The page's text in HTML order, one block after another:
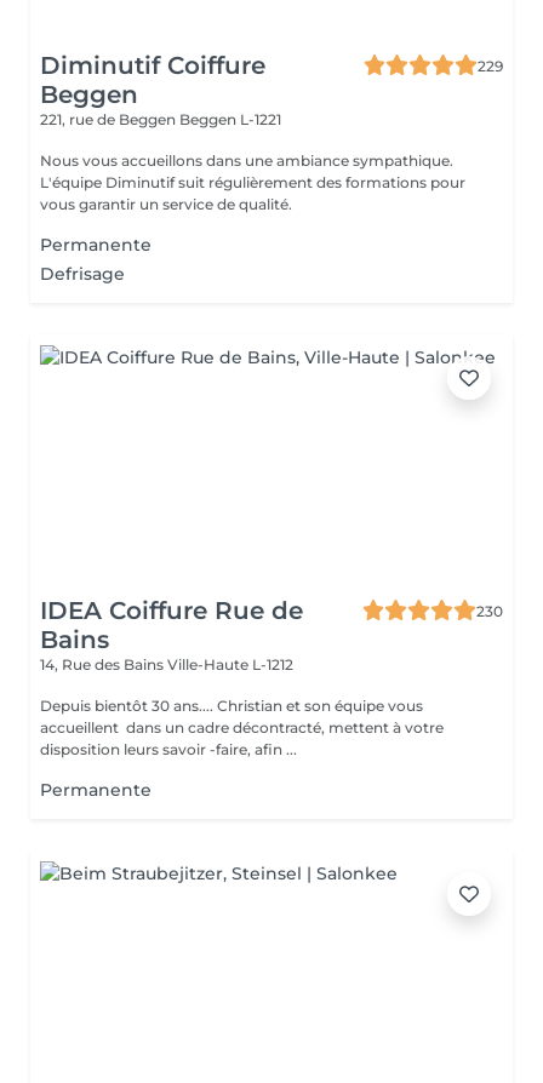
Diminutif Coiffure
Beggen
229
221, rue de Beggen Beggen L-1221
Nous vous accueillons dans une ambiance sympathique.
L'équipe Diminutif suit régulièrement des formations pour
vous garantir un service de qualité.
Permanente
Defrisage
IDEA Coiffure Rue de
Bains
230
14, Rue des Bains Ville-Haute L-1212
Depuis bientôt 30 ans.... Christian et son équipe vous
accueillent dans un cadre décontracté, mettent à votre
disposition leurs savoir -faire, afin ...
Permanente